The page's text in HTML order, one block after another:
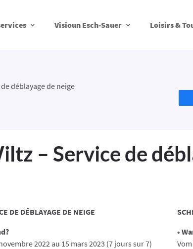
Visioun Esch-Sauer Loisirs &
de déblayage de neige
– Service de
DE DÉBLAYAGE DE NEIGE
2022 au 15 mars 2023 (7 jours sur 7)
•